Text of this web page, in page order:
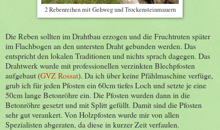
2 Rebenreihen mit Gehweg und Trockensteinmauern
Die Reben sollten im Drahtbau erzogen und die Fruchtruten später
im Flachbogen an den untersten Draht gebunden werden. Das
entspricht den lokalen Traditionen und nichts sprach dagegen. Das
Drahtwerk wurde mit professionellen verzinkten Blechpfosten
aufgebaut (GVZ Rossat). Da ich über keine Pfählmaschine verfüge,
grub ich für jeden Pfosten ein 60cm tiefes Loch und setzte je eine
50cm lange Betonröhre ein. Die Pfosten wurden dann in die
Betonröhre gesetzt und mit Splitt gefüllt. Damit sind die Pfosten
sehr gut verankert. Von Holzpfosten wurde mir von allen
Spezialisten abgeraten, da diese in kurzer Zeit verfaulen.